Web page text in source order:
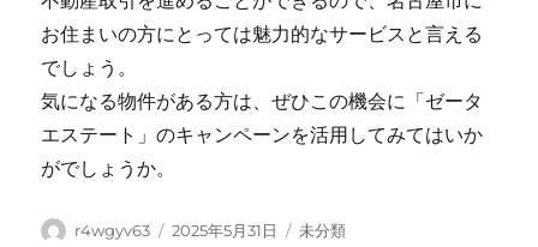
お住まいの方にとっては魅力的なサービスと言える
でしょう。
気になる物件がある方は、ぜひこの機会に「ゼータ
エステート」のキャンペーンを活用してみてはいか
がでしょうか。
Author
r4wgyv63
Posted
2025年5月31日 Categories
未分類